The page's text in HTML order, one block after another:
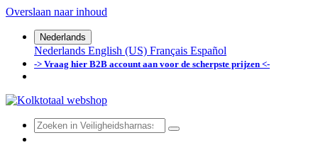
Overslaan naar inhoud
Nederlands
Nederlands English (US) Français Español
-> Vraag hier B2B account aan voor de scherpste prijzen <-